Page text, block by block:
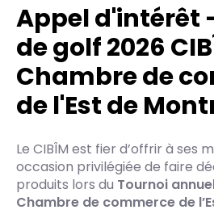
Appel d'intérêt
de golf 2026
Chambre de
de l'Est de
Le CIBÎM est fier d’offrir à ses
occasion privilégiée de faire
produits lors du Tournoi
Chambre de commerce de